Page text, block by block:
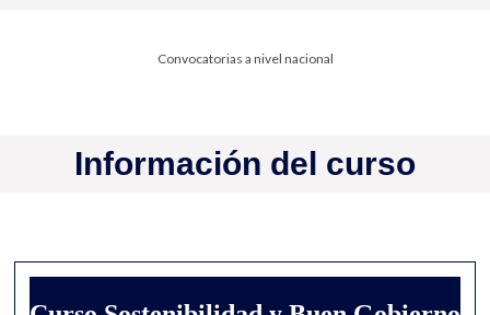
Convocatorias a nivel nacional
Información del curso